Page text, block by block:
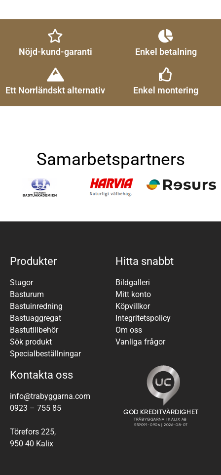
Nöjd-kund-garanti Enkel betalning
Ett Norrländskt alternativ Enkel montering
Samarbetspartners
Produkter
Stugor
Basturum
Bastuinredning
Bastuaggregat
Bastutillbehör
Sök produkt
Specialbeställningar
Hitta snabbt
Bildgalleri
Mitt konto
Köpvillkor
Integritetspolicy
Om oss
Vanliga frågor
Kontakta oss
info@trabyggarna.com
0923 – 755 85
Törefors 225,
950 40 Kalix